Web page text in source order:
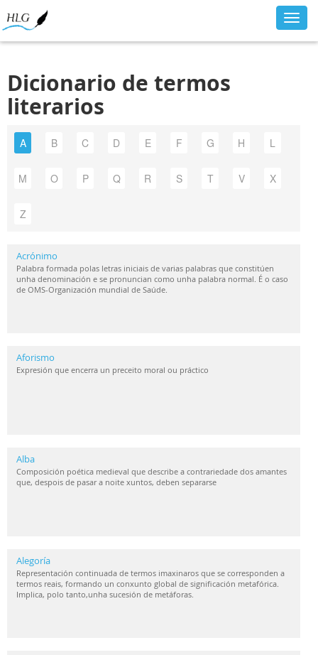
Dicionario de termos
literarios
A B C D E F G H L
M O P Q R S T V X
Z
Acrónimo
Palabra formada polas letras iniciais de varias palabras que constitúen
unha denominación e se pronuncian como unha palabra normal. É o caso
de OMS-Organización mundial de Saúde.
Aforismo
Expresión que encerra un preceito moral ou práctico
Alba
Composición poética medieval que describe a contrariedade dos amantes
que, despois de pasar a noite xuntos, deben separarse
Alegoría
Representación continuada de termos imaxinaros que se corresponden a
termos reais, formando un conxunto global de significación metafórica.
Implica, polo tanto,unha sucesión de metáforas.